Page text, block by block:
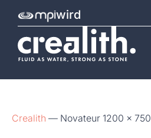
wird
Crealith — Novateur 1200 x 750